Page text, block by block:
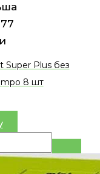
Plus без
8 шт